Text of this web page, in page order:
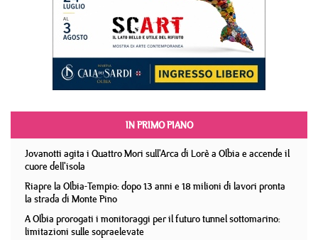
IN PRIMO PIANO
Jovanotti agita i Quattro Mori sull'Arca di Lorè a Olbia e accende il
cuore dell'isola
Riapre la Olbia-Tempio: dopo 13 anni e 18 milioni di lavori pronta
la strada di Monte Pino
A Olbia prorogati i monitoraggi per il futuro tunnel sottomarino:
limitazioni sulle sopraelevate